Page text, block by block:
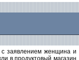
с заявлением женщина и
в продуктовый магазин